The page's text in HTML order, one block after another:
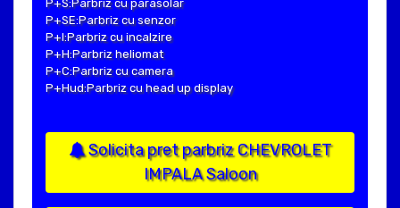
P+S:Parbriz cu parasolar
P+SE:Parbriz cu senzor
P+I:Parbriz cu incalzire
P+H:Parbriz heliomat
P+C:Parbriz cu camera
P+Hud:Parbriz cu head up display
Solicita pret parbriz CHEVROLET
IMPALA Saloon